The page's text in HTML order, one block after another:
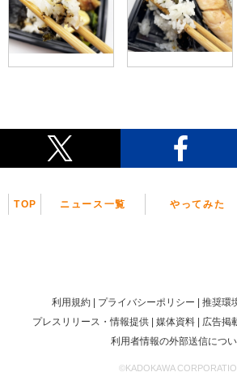
TOP ニュース一覧 やってみた
利用規約 プライバシーポリシー 推奨環
プレスリリース・情報提供
媒体資料 広告掲
利用者情報の外部送信につ
©KADOKAWA